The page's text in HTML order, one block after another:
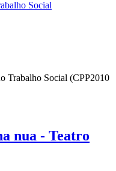
Trabalho Social (CPP2010
nua - Teatro